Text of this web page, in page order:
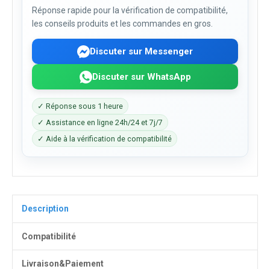
Réponse rapide pour la vérification de compatibilité,
les conseils produits et les commandes en gros.
Discuter sur Messenger
Discuter sur WhatsApp
✓ Réponse sous 1 heure
✓ Assistance en ligne 24h/24 et 7j/7
✓ Aide à la vérification de compatibilité
Description
Compatibilité
Livraison&Paiement